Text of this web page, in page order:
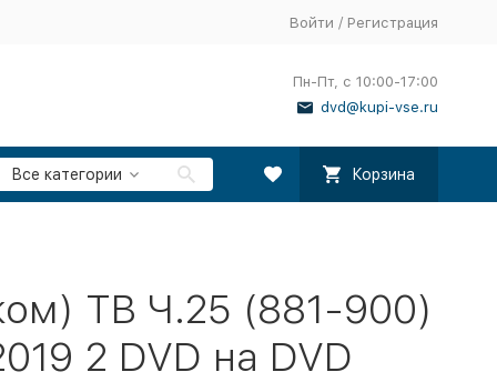
Войти / Регистрация
Пн-Пт, с 10:00-17:00
dvd@kupi-vse.ru
Все категории Корзина
ТВ Ч.25 (881-900)
2 DVD на DVD